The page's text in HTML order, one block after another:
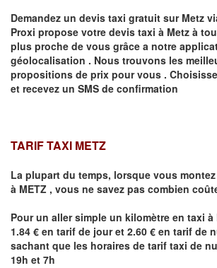
Demandez un devis taxi gratuit sur Metz
Proxi propose votre devis taxi à Metz à
plus proche de vous grâce a notre
géolocalisation . Nous trouvons les
propositions de prix pour vous .
et recevez un SMS de confirmation
TARIF TAXI METZ
La plupart du temps, lorsque vous
à METZ , vous ne savez pas combien
Pour un aller simple un kilomètre en taxi à
1.84 € en tarif de jour et 2.60 € en tarif de
sachant que les horaires de tarif taxi de
19h et 7h